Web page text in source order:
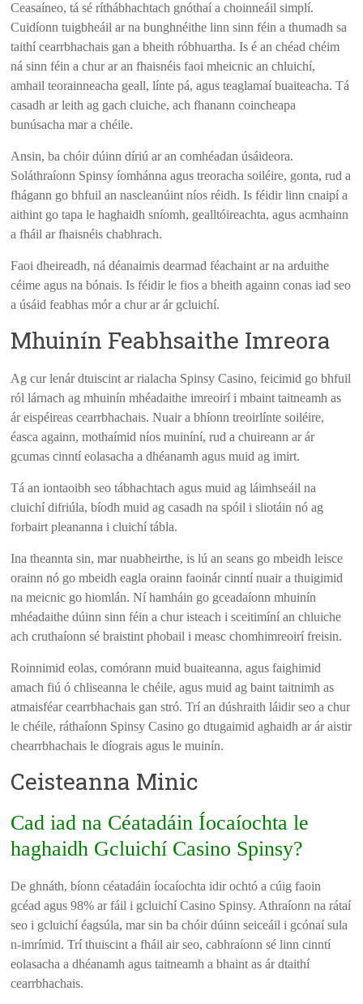
Ceasaíneo, tá sé ríthábhachtach gnóthaí a choinneáil simplí.
Cuidíonn tuigbheáil ar na bunghnéithe linn sinn féin a thumadh sa
taithí cearrbhachais gan a bheith róbhuartha. Is é an chéad chéim
ná sinn féin a chur ar an fhaisnéis faoi mheicnic an chluichí,
amhail teorainneacha geall, línte pá, agus teaglamaí buaiteacha. Tá
casadh ar leith ag gach cluiche, ach fhanann coincheapa
bunúsacha mar a chéile.
Ansin, ba chóir dúinn díriú ar an comhéadan úsáideora.
Soláthraíonn Spinsy íomhánna agus treoracha soiléire, gonta, rud a
fhágann go bhfuil an nascleanúint níos réidh. Is féidir linn cnaipí a
aithint go tapa le haghaidh sníomh, gealltóireachta, agus acmhainn
a fháil ar fhaisnéis chabhrach.
Faoi dheireadh, ná déanaimis dearmad féachaint ar na arduithe
céime agus na bónais. Is féidir le fios a bheith againn conas iad seo
a úsáid feabhas mór a chur ar ár gcluichí.
Mhuinín Feabhsaithe Imreora
Ag cur lenár dtuiscint ar rialacha Spinsy Casino, feicimid go bhfuil
ról lárnach ag mhuinín mhéadaithe imreoirí i mbaint taitneamh as
ár eispéireas cearrbhachais. Nuair a bhíonn treoirlínte soiléire,
éasca againn, mothaímid níos muiníní, rud a chuireann ar ár
gcumas cinntí eolasacha a dhéanamh agus muid ag imirt.
Tá an iontaoibh seo tábhachtach agus muid ag láimhseáil na
cluichí difriúla, bíodh muid ag casadh na spóil i sliotáin nó ag
forbairt pleananna i cluichí tábla.
Ina theannta sin, mar nuabheirthe, is lú an seans go mbeidh leisce
orainn nó go mbeidh eagla orainn faoinár cinntí nuair a thuigimid
na meicnic go hiomlán. Ní hamháin go gceadaíonn mhuinín
mhéadaithe dúinn sinn féin a chur isteach i sceitimíní an chluiche
ach cruthaíonn sé braistint phobail i measc chomhimreoirí freisin.
Roinnimid eolas, comórann muid buaiteanna, agus faighimid
amach fiú ó chliseanna le chéile, agus muid ag baint taitnimh as
atmaisféar cearrbhachais gan stró. Trí an dúshraith láidir seo a chur
le chéile, ráthaíonn Spinsy Casino go dtugaimid aghaidh ar ár aistir
chearrbhachais le díograis agus le muinín.
Ceisteanna Minic
Cad iad na Céatadáin Íocaíochta le
haghaidh Gcluichí Casino Spinsy?
De ghnáth, bíonn céatadáin íocaíochta idir ochtó a cúig faoin
gcéad agus 98% ar fáil i gcluichí Casino Spinsy. Athraíonn na rátaí
seo i gcluichí éagsúla, mar sin ba chóir dúinn seiceáil i gcónaí sula
n-imrímid. Trí thuiscint a fháil air seo, cabhraíonn sé linn cinntí
eolasacha a dhéanamh agus taitneamh a bhaint as ár dtaithí
cearrbhachais.